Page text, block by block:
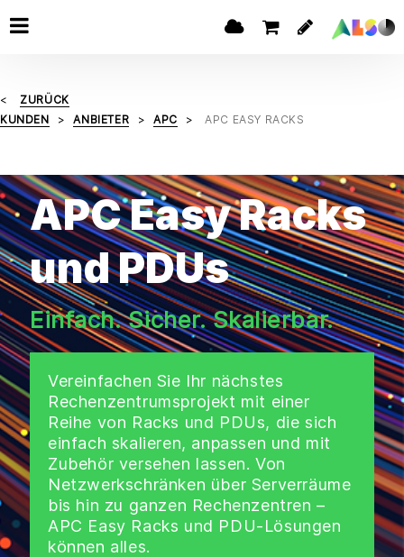
ZURÜCK
KUNDEN
ANBIETER APC APC EASY RACKS
APC Easy Racks
und PDUs
Einfach. Sicher. Skalierbar.
Vereinfachen Sie Ihr nächstes
Rechenzentrumsprojekt mit einer
Reihe von Racks und PDUs, die sich
einfach skalieren, anpassen und mit
Zubehör versehen lassen. Von
Netzwerkschränken über Serverräume
bis hin zu ganzen Rechenzentren –
APC Easy Racks und PDU-Lösungen
können alles.